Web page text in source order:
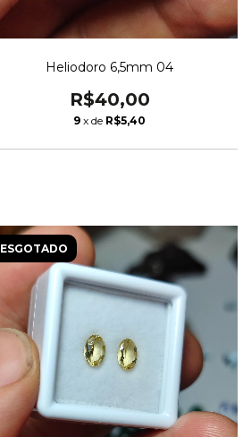
Heliodoro 6,5mm 04
R$40,00
9 x de R$5,40
ESGOTADO